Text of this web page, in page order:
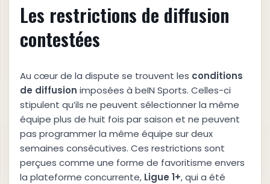
Les restrictions de diffusion
contestées
Au cœur de la dispute se trouvent les conditions
de diffusion imposées à beIN Sports. Celles-ci
stipulent qu’ils ne peuvent sélectionner la même
équipe plus de huit fois par saison et ne peuvent
pas programmer la même équipe sur deux
semaines consécutives. Ces restrictions sont
perçues comme une forme de favoritisme envers
la plateforme concurrente, Ligue 1+, qui a été